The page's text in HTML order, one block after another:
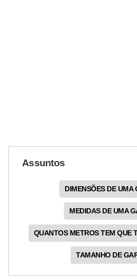
Assuntos
DIMENSÕES DE UMA
MEDIDAS DE UMA
QUANTOS METROS TEM QUE
TAMANHO DE